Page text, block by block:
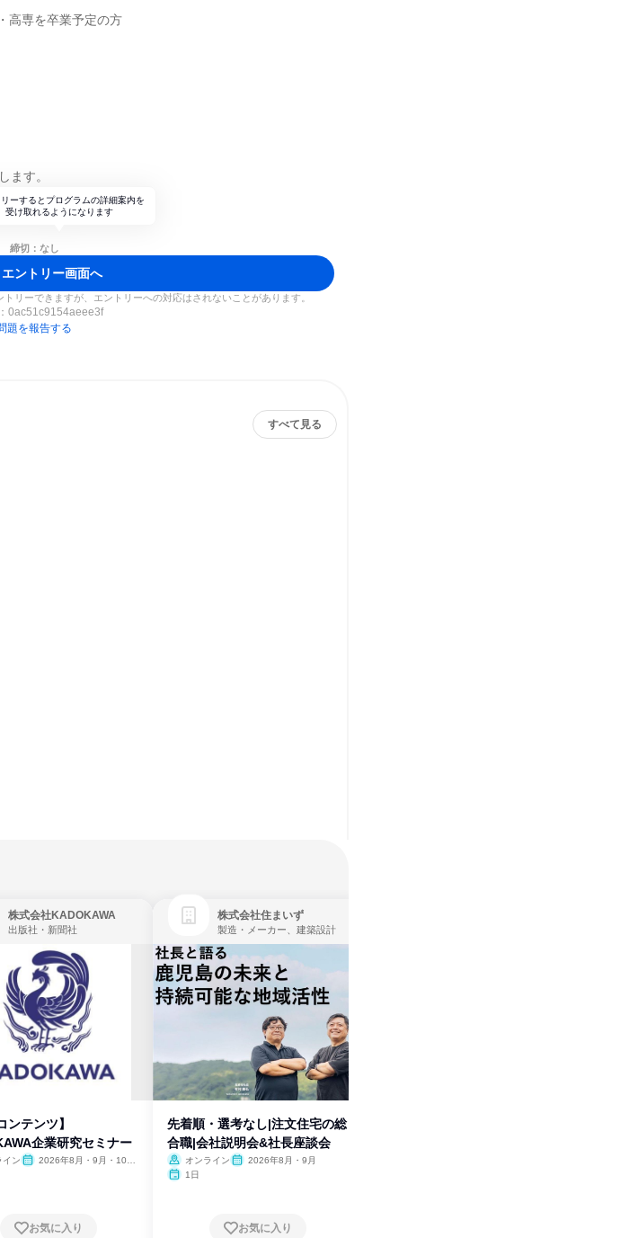
高専を卒業予定の方
ます。
ーするとプログラムの詳細案内を
受け取れるようになります
締切：なし
エントリー画面へ
リーできますが、エントリーへの対応はされないことがあります。
0ac51c9154aeee3f
題を報告する
すべて見る
株式会社KADOKAWA
出版社・新聞社
ンテンツ】
企業研究セミナー
イン
2026年8月・9月・10
お気に入り
株式会社住まいず
製造・メーカー、建築設計
先着順・選考なし|注文住宅の総
合職|会社説明会&社長座談会
オンライン
2026年8月・9月
1日
お気に入り